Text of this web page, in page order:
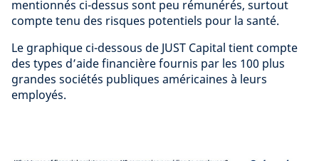
mentionnés ci-dessus sont peu rémunérés, surtout
compte tenu des risques potentiels pour la santé.
Le graphique ci-dessous de JUST Capital tient compte
des types d’aide financière fournis par les 100 plus
grandes sociétés publiques américaines à leurs
employés.